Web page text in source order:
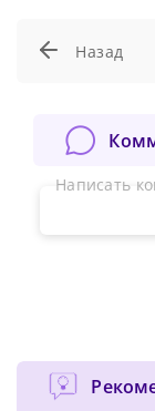
Назад
Написать